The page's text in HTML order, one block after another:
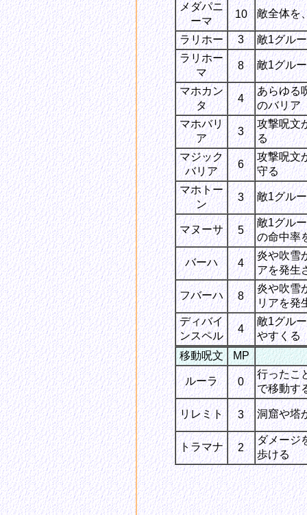
メダパニ
ーマ
10 敵全体を
ラリホー 3
敵1グル
ラリホー
マ
8 敵1グル
マホカン
タ
4
あらゆる
のバリア
マホバリ
ア
3
攻撃呪文
る
マジック
バリア
6
攻撃呪文
守る
マホトー
ン
3 敵1グル
マヌーサ 5
敵1グル
の命中率
バーハ 4
炎や吹雪
アを発生
フバーハ 8
炎や吹雪
リアを発
ディバイ
ンスペル
4
敵1グル
やすくる
移動呪文
MP
ルーラ 0
行ったこ
で移動す
リレミト 3 洞窟や塔
トラマナ 2
ダメージ
歩ける